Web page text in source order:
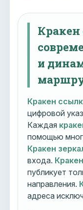
Кракен
и
Кракен
цифровой
Каждая
помощью
Кракен
входа.
публикует
направления.
адреса